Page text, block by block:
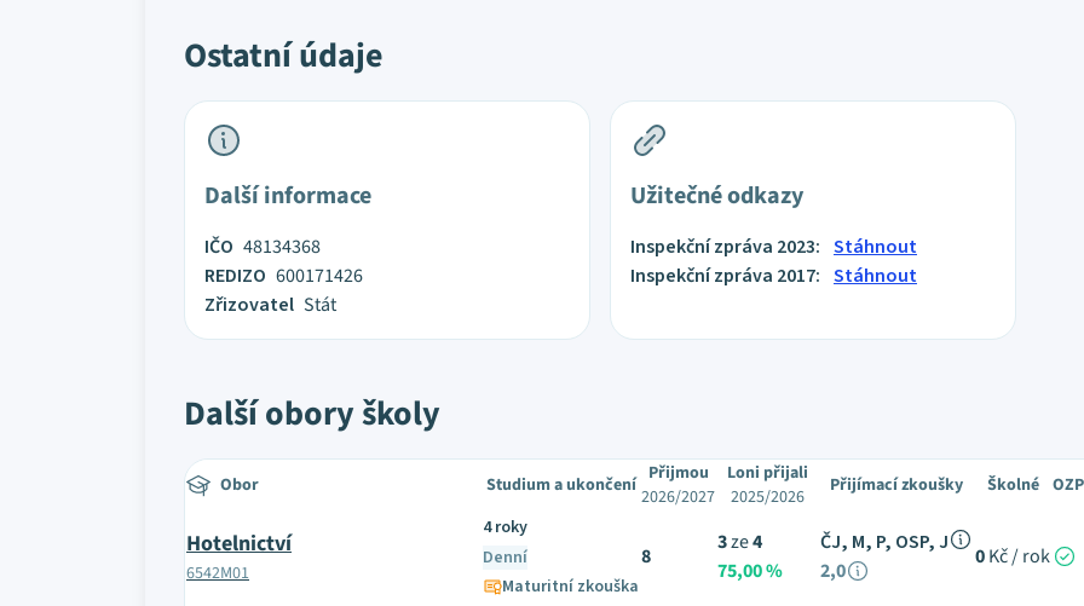
Ostatní údaje
Další informace
IČO 48134368
REDIZO 600171426
Zřizovatel Stát
Užitečné odkazy
Inspekční zpráva 2023: Stáhnout
Inspekční zpráva 2017: Stáhnout
Další obory školy
Obor Studium a ukončení Přijmou
2026/2027
Loni přijali
2025/2026
Přijímací zkoušky Školné OZP
Hotelnictví
6542M01
4 roky
Denní
Maturitní zkouška
8
3ze4
75,00 %
ČJ, M, P, OSP, J
2,0
0Kč / rok